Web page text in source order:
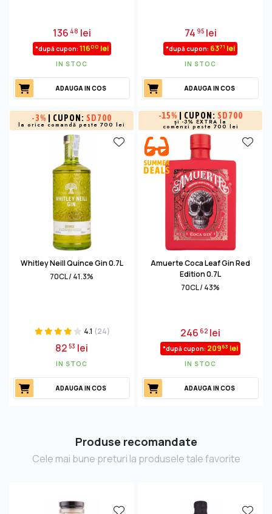
136 48 lei
*după cupon: 11600 lei
IN STOC
ADAUGA IN COS
7495lei
*după cupon: 6371 lei
IN STOC
ADAUGA IN COS
-3% | CUPON: SD700
la orice comandă peste 700 lei
Whitley Neill Quince Gin 0.7L
70CL / 41.3%
4.1 (24)
8253 lei
IN STOC
ADAUGA IN COS
-15% | CUPON: SD700
și -3% EXTRA la
comenzi peste 700 lei
Amuerte Coca Leaf Gin Red
Edition 0.7L
70CL / 43%
24662 lei
*după cupon: 20963 lei
IN STOC
ADAUGA IN COS
Produse recomandate
Cele mai bune preturi la produsele tale favorite